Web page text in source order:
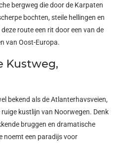
bergweg die door de Karpaten
bochten, steile hellingen en
route een rit door een van de
van Oost-Europa.
Kustweg,
bekend als de Atlanterhavsveien,
kustlijn van Noorwegen. Denk
bruggen en dramatische
noemt een paradijs voor